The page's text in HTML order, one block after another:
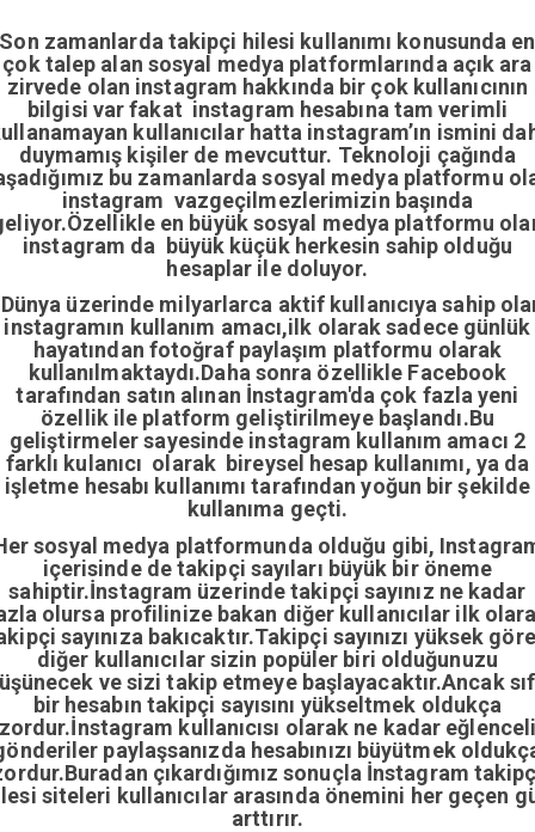
Son zamanlarda takipçi hilesi kullanımı konusunda en
çok talep alan sosyal medya platformlarında açık ara
zirvede olan instagram hakkında bir çok kullanıcının
bilgisi var fakat instagram hesabına tam verimli
kullanıcılar hatta instagram’ın ismini
duymamış kişiler de mevcuttur. Teknoloji çağında
bu zamanlarda sosyal medya platformu
instagram vazgeçilmezlerimizin başında
en büyük sosyal medya platformu
instagram da büyük küçük herkesin sahip olduğu
hesaplar ile doluyor.
üzerinde milyarlarca aktif kullanıcıya sahip
instagramın kullanım amacı,ilk olarak sadece günlük
hayatından fotoğraf paylaşım platformu olarak
kullanılmaktaydı.Daha sonra özellikle Facebook
tarafından satın alınan İnstagram'da çok fazla yeni
özellik ile platform geliştirilmeye başlandı.Bu
geliştirmeler sayesinde instagram kullanım amacı 2
farklı kulanıcı olarak bireysel hesap kullanımı, ya da
işletme hesabı kullanımı tarafından yoğun bir şekilde
kullanıma geçti.
sosyal medya platformunda olduğu gibi,
içerisinde de takipçi sayıları büyük bir öneme
sahiptir.İnstagram üzerinde takipçi sayınız ne kadar
olursa profilinize bakan diğer kullanıcılar ilk
sayınıza bakıcaktır.Takipçi sayınızı yüksek
diğer kullanıcılar sizin popüler biri olduğunuzu
ve sizi takip etmeye başlayacaktır.Ancak
bir hesabın takipçi sayısını yükseltmek oldukça
kullanıcısı olarak ne kadar
paylaşsanızda hesabınızı büyütmek
çıkardığımız sonuçla İnstagram
siteleri kullanıcılar arasında önemini her geçen
arttırır.